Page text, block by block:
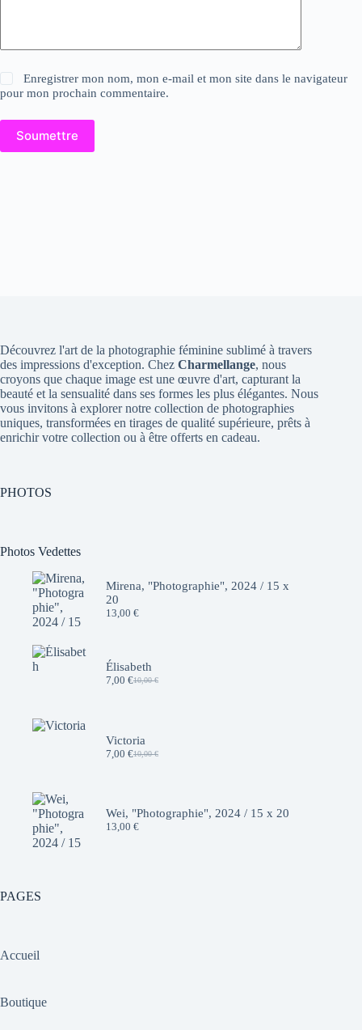
Enregistrer mon nom, mon e-mail et mon site dans le navigateur
pour mon prochain commentaire.
Soumettre
Découvrez l'art de la photographie féminine sublimé à travers
des impressions d'exception. Chez Charmellange, nous
croyons que chaque image est une œuvre d'art, capturant la
beauté et la sensualité dans ses formes les plus élégantes. Nous
vous invitons à explorer notre collection de photographies
uniques, transformées en tirages de qualité supérieure, prêts à
enrichir votre collection ou à être offerts en cadeau.
PHOTOS
Photos Vedettes
Mirena, "Photographie", 2024 / 15 x
20
13,00 €
Élisabeth
10,00€
Le
10,00 €.
7,00 €Le
7,00 €.
Victoria
10,00€
Le
10,00 €.
7,00 €Le
7,00 €.
Wei, "Photographie", 2024 / 15 x 20
13,00 €
PAGES
Accueil
Boutique